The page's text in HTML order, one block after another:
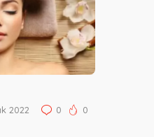
2022 0
0